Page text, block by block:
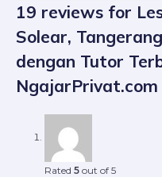
19 reviews for
Solear,
dengan Tutor
NgajarPrivat.com
Rated 5 out of 5